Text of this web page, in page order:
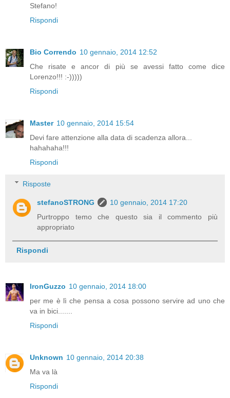
Stefano!
Rispondi
Bio Correndo 10 gennaio, 2014 12:52
Che risate e ancor di più se avessi fatto come dice
Lorenzo!!! :-)))))
Rispondi
Master 10 gennaio, 2014 15:54
Devi fare attenzione alla data di scadenza allora...
hahahaha!!!
Rispondi
Risposte
stefanoSTRONG
10 gennaio, 2014 17:20
Purtroppo temo che questo sia il commento più
appropriato
Rispondi
IronGuzzo 10 gennaio, 2014 18:00
per me è lì che pensa a cosa possono servire ad uno che
va in bici.......
Rispondi
Unknown 10 gennaio, 2014 20:38
Ma va là
Rispondi